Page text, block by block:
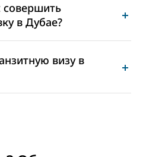
в Дубае?
визу в